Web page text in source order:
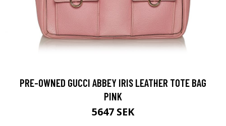
PRE-OWNED GUCCI ABBEY IRIS LEATHER TOTE BAG
PINK
5647 SEK